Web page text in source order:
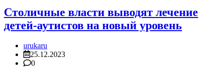
Столичные власти выводят лечение
детей-аутистов на новый уровень
urukaru
25.12.2023
0